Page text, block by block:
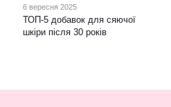
6 вересня 2025
ТОП-5 добавок для сяючої
шкіри після 30 років